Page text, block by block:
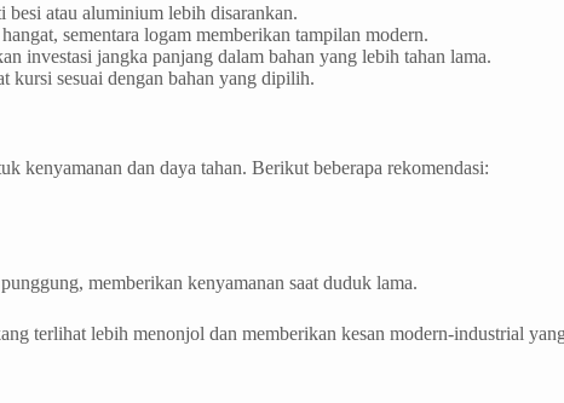
besi atau aluminium lebih disarankan.
sementara logam memberikan tampilan modern.
investasi jangka panjang dalam bahan yang lebih tahan lama.
kursi sesuai dengan bahan yang dipilih.
kenyamanan dan daya tahan. Berikut beberapa rekomendasi:
memberikan kenyamanan saat duduk lama.
terlihat lebih menonjol dan memberikan kesan modern-industrial